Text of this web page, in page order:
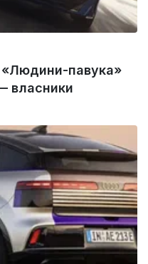
«Людини-павука»
власники